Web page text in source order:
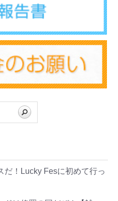
だ！Lucky Fesに初めて行っ